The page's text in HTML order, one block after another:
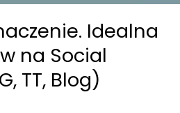
Idealna
na Social
TT, Blog)